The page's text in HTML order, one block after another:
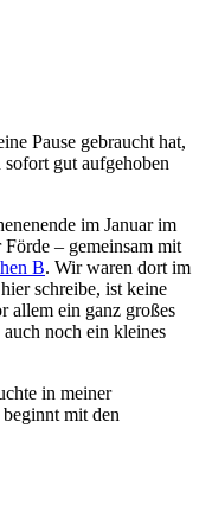
Pause gebraucht hat,
gut aufgehoben
im Januar im
– gemeinsam mit
B. Wir waren dort im
schreibe, ist keine
allem ein ganz großes
noch ein kleines
in meiner
mit den